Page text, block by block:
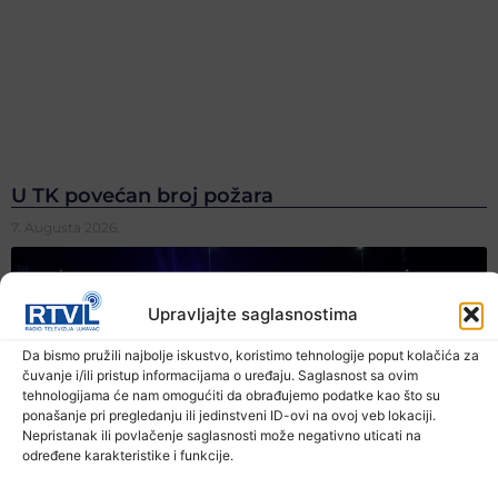
Upravljajte saglasnostima
Da bismo pružili najbolje iskustvo, koristimo tehnologije poput kolačića za
čuvanje i/ili pristup informacijama o uređaju. Saglasnost sa ovim
tehnologijama će nam omogućiti da obrađujemo podatke kao što su
ponašanje pri pregledanju ili jedinstveni ID-ovi na ovoj veb lokaciji.
Nepristanak ili povlačenje saglasnosti može negativno uticati na
određene karakteristike i funkcije.
U TK povećan broj požara
7. Augusta 2026.